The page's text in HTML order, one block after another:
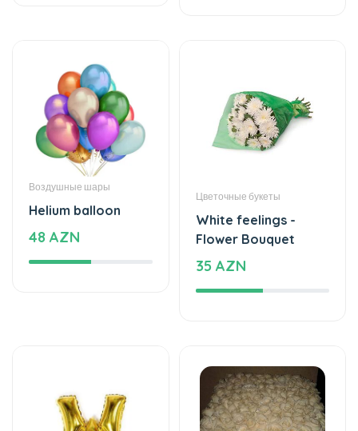
Воздушные шары
Helium balloon
48 AZN
Цветочные букеты
White feelings -
Flower Bouquet
35 AZN